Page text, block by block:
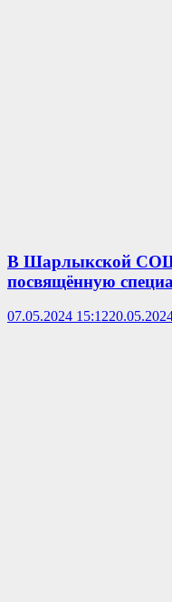
В Шарлыкской
посвящённую
07.05.2024 15:12